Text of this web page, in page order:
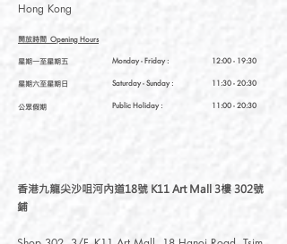
Hong Kong
開放時間 Opening Hours
星期一至星期五
星期六至星期日
公眾假期
12:00 - 19:30
11:30 - 20:30
11:00 - 20:30
Monday - Friday :
Saturday- Sunday :
Public Holiday :
香港九龍尖沙咀河內道18號 K11 Art Mall 3樓 302號
鋪